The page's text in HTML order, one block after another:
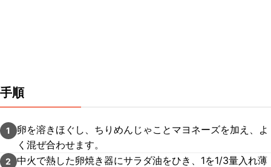
手順
1
卵を溶きほぐし、ちりめんじゃことマヨネーズを加え、よ
く混ぜ合わせます。
2
中火で熱した卵焼き器にサラダ油をひき、1を1/3量入れ薄